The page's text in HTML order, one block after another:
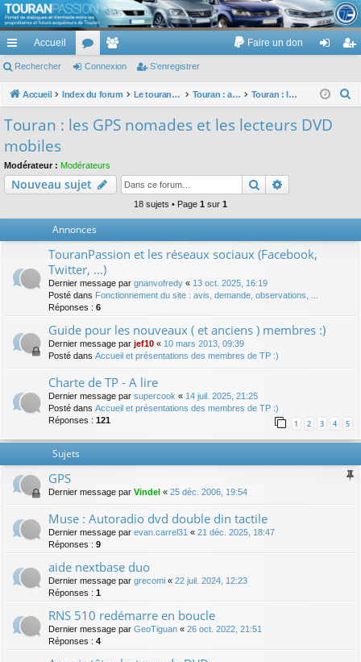
TouranPassion
Le forum des propriétaires ou futurs acquéreurs du Volkswagen Touran
cc
ès
de
Accueil
or
u
e
m
Faire un don
ne nr
Rechercher Connexion S’enregistrer
Accueil Index du forum Le touran dans ses versions I (V1 V2 V3) et II ... Touran : autoradios et GPS Touran : les GPS nomades et les lecteurs DVD mobiles
h
Touran : les GPS nomades et les lecteurs DVD
mobiles
Modérateur : Modérateurs
Nouveau sujet Rechercher
18 sujets • Page 1 sur 1
Annonces
TouranPassion et les réseaux sociaux (Facebook,
Twitter, ...)
Dernier message par gnanvofredy « 13 oct. 2025, 16:19
Posté dans Fonctionnement du site : avis, demande, observations, ...
Réponses : 6
Guide pour les nouveaux ( et anciens ) membres :)
Dernier message par jef10 « 10 mars 2013, 09:39
Posté dans Accueil et présentations des membres de TP :)
Charte de TP - A lire
Dernier message par supercook « 14 juil. 2025, 21:25
Posté dans Accueil et présentations des membres de TP :)
Réponses : 121 1 2 3 4 5
Sujets
GPS
Dernier message par Vindel « 25 déc. 2006, 19:54
Muse : Autoradio dvd double din tactile
Dernier message par evan.carrel31 « 21 déc. 2025, 18:47
Réponses : 9
aide nextbase duo
Dernier message par grecomi « 22 juil. 2024, 12:23
Réponses : 1
RNS 510 redémarre en boucle
Dernier message par GeoTiguan « 26 oct. 2022, 21:51
Réponses : 4